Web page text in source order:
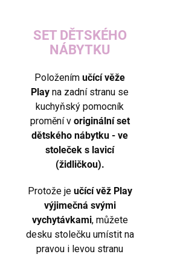
SET DĚTSKÉHO
NÁBYTKU
Položením učící věže
Play na zadní stranu se
kuchyňský pomocník
promění voriginální set
dětského nábytku - ve
stoleček s lavicí
(židličkou).
Protože jeučící věž Play
výjimečná svými
vychytávkami, můžete
desku stolečku umístit na
pravou i levou stranu